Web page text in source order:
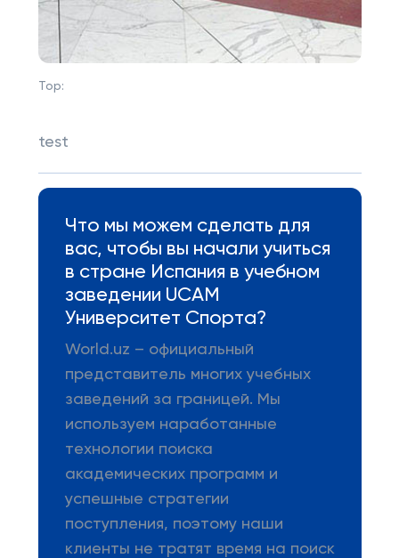
Top:
test
Что мы можем сделать для
вас, чтобы вы начали учиться
в стране Испания в учебном
заведении UCAM
Университет Спорта?
World.uz – официальный
представитель многих учебных
заведений за границей. Мы
используем наработанные
технологии поиска
академических программ и
успешные стратегии
поступления, поэтому наши
клиенты не тратят время на поиск